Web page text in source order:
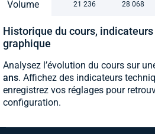
Volume 21 236 28 068
Historique du cours,
graphique
Analysez l’évolution du cours sur
ans. Affichez des indicateurs
enregistrez vos réglages pour
configuration.